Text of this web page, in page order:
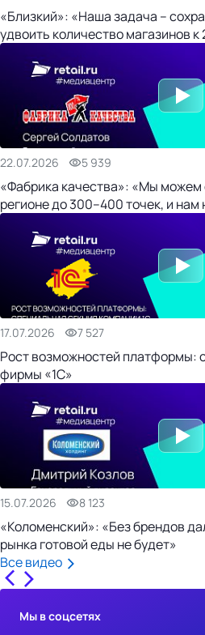
«Близкий»: «Наша задача –
удвоить количество магазинов к
22.07.2026 5 939
«Фабрика качества»: «Мы
регионе до 300–400 точек, и нам
17.07.2026 7 527
Рост возможностей платформы:
фирмы «1С»
15.07.2026 8 123
«Коломенский»: «Без брендов
рынка готовой еды не будет»
Все видео
Мы в соцсетях